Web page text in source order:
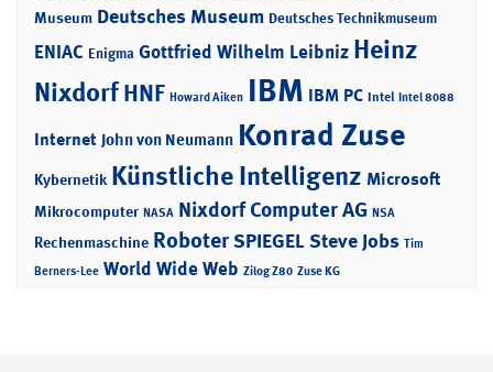
Museum Deutsches Museum Deutsches Technikmuseum
ENIAC Enigma Gottfried Wilhelm Leibniz Heinz
NixdorfHNF Howard Aiken IBM IBM PC Intel Intel 8088
Internet John von Neumann Konrad Zuse
Kybernetik Künstliche Intelligenz Microsoft
Mikrocomputer NASA Nixdorf Computer AG NSA
Rechenmaschine RoboterSPIEGELSteve Jobs Tim
Berners-Lee World Wide Web Zilog Z80 Zuse KG